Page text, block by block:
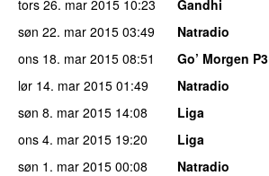
tors 26. mar 2015 10:23
Gandhi
søn 22. mar 2015 03:49
Natradio
ons 18. mar 2015 08:51
Go’ Morgen P3
lør 14. mar 2015 01:49
Natradio
søn 8. mar 2015 14:08
Liga
ons 4. mar 2015 19:20
Liga
søn 1. mar 2015 00:08
Natradio